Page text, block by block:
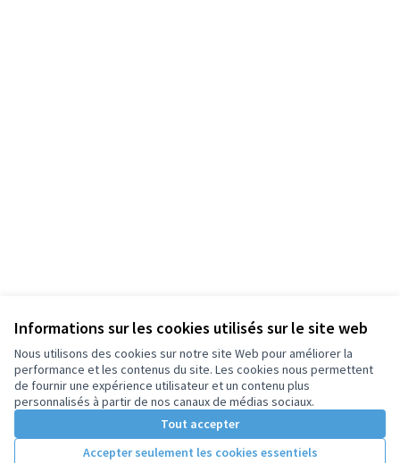
Informations sur les cookies utilisés sur le site web
Nous utilisons des cookies sur notre site Web pour améliorer la
performance et les contenus du site. Les cookies nous permettent
de fournir une expérience utilisateur et un contenu plus
personnalisés à partir de nos canaux de médias sociaux.
Tout accepter
Accepter seulement les cookies essentiels